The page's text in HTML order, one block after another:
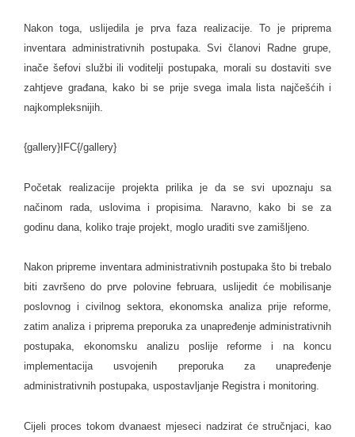
Nakon toga, uslijedila je prva faza realizacije. To je priprema
inventara administrativnih postupaka. Svi članovi Radne grupe,
inače šefovi službi ili voditelji postupaka, morali su dostaviti sve
zahtjeve građana, kako bi se prije svega imala lista najčešćih i
najkompleksnijih.
{gallery}IFC{/gallery}
Početak realizacije projekta prilika je da se svi upoznaju sa
načinom rada, uslovima i propisima. Naravno, kako bi se za
godinu dana, koliko traje projekt, moglo uraditi sve zamišljeno.
Nakon pripreme inventara administrativnih postupaka što bi trebalo
biti završeno do prve polovine februara, uslijedit će mobilisanje
poslovnog i civilnog sektora, ekonomska analiza prije reforme,
zatim analiza i priprema preporuka za unapređenje administrativnih
postupaka, ekonomsku analizu poslije reforme i na koncu
implementacija usvojenih preporuka za unapređenje
administrativnih postupaka, uspostavljanje Registra i monitoring.
Cijeli proces tokom dvanaest mjeseci nadzirat će stručnjaci, kao